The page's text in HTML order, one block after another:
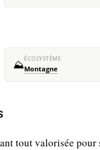
⛰️ÉCOSYSTÈME
Montagne
tout valorisée